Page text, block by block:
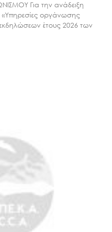
Για την ανάδειξη
οργάνωσης
έτους 2026 των